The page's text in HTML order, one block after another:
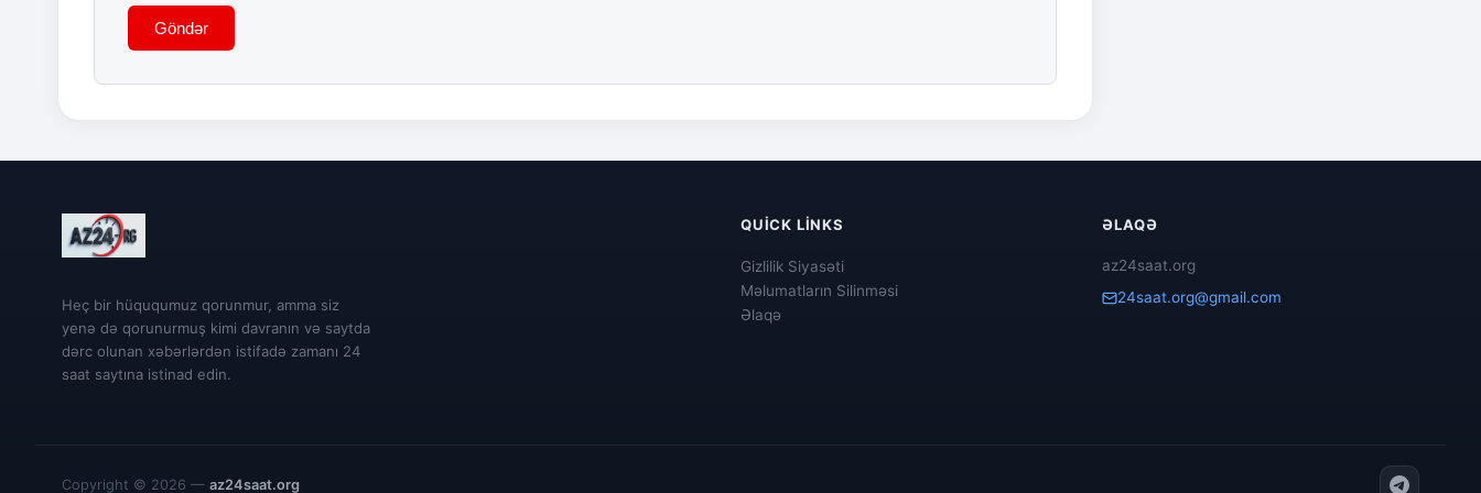
Göndər
Heç bir hüququmuz qorunmur, amma siz
yenə də qorunurmuş kimi davranın və saytda
dərc olunan xəbərlərdən istifadə zamanı 24
saat saytına istinad edin.
QUICK LINKS
Gizlilik Siyasəti
Məlumatların Silinməsi
Əlaqə
ƏLAQƏ
az24saat.org
24saat.org@gmail.com
Copyright © 2026 — az24saat.org